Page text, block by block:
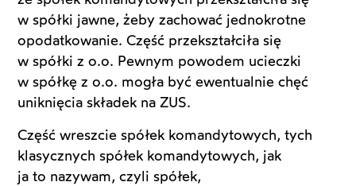
w spółki jawne, żeby zachować jednokrotne
opodatkowanie. Część przekształciła się
w spółki z o.o. Pewnym powodem ucieczki
w spółkę z o.o. mogła być ewentualnie chęć
uniknięcia składek na ZUS.
Część wreszcie spółek komandytowych, tych
klasycznych spółek komandytowych, jak
ja to nazywam, czyli spółek,